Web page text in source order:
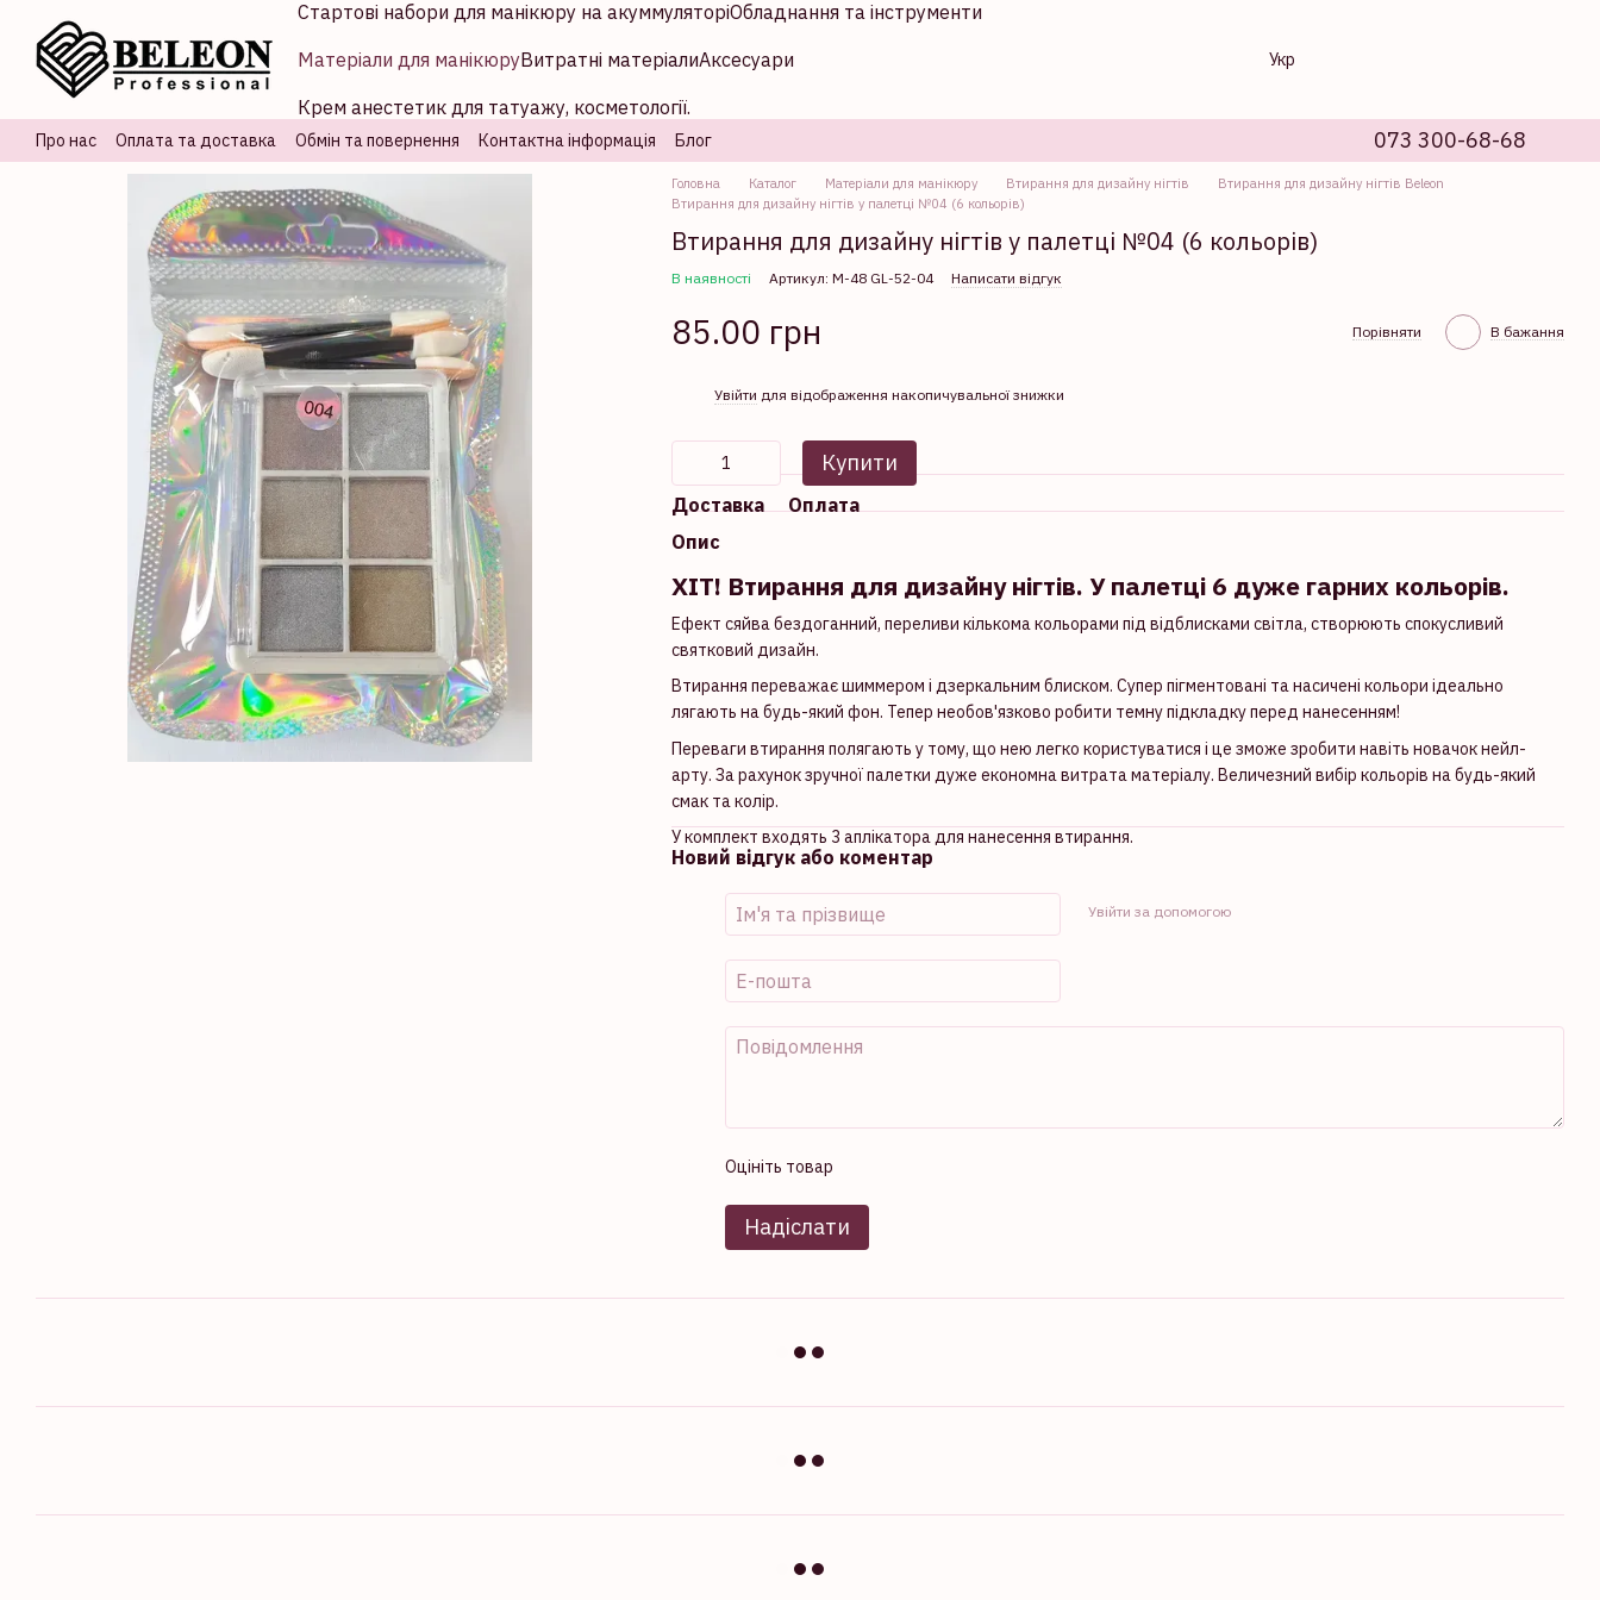
Перейти до основного контенту Стартові набори для манікюру на акуммуляторіОбладнання та інструменти
Матеріали для манікюруВитратні матеріалиАксесуари
Крем анестетик для татуажу, косметології.
Укр
Про нас Оплата та доставка Обмін та повернення Контактна інформація Блог 073 300-68-68
Головна Каталог Матеріали для манікюру Втирання для дизайну нігтів
Втирання для дизайну нігтів Beleon
Втирання для дизайну нігтів у палетці №04 (6 кольорів)
Втирання для дизайну нігтів у палетці №04 (6 кольорів)
В наявності Артикул: М-48 GL-52-04 Написати відгук
85.00 грн Порівняти В бажання
Увійти для відображення накопичувальної знижки
Купити
Доставка
Оплата
Опис
ХІТ! Втирання для дизайну нігтів. У палетці 6 дуже гарних кольорів.
Ефект сяйва бездоганний, переливи кількома кольорами під відблисками світла, створюють спокусливий
святковий дизайн.
Втирання переважає шиммером і дзеркальним блиском. Супер пігментовані та насичені кольори ідеально
лягають на будь-який фон. Тепер необов'язково робити темну підкладку перед нанесенням!
Переваги втирання полягають у тому, що нею легко користуватися і це зможе зробити навіть новачок нейл-
арту. За рахунок зручної палетки дуже економна витрата матеріалу. Величезний вибір кольорів на будь-який
смак та колір.
У комплект входять 3 аплікатора для нанесення втирання.
Новий відгук або коментар
Увійти за допомогою
Оцініть товар
Надіслати